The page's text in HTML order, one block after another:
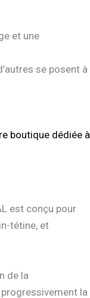
et une
se posent à
boutique dédiée à
est conçu pour
tétine, et
de la
la